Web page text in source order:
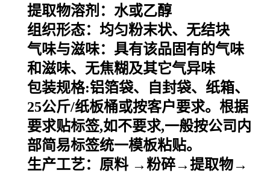
提取物溶剂：水或乙醇
组织形态：均匀粉末状、无结块
气味与滋味：具有该品固有的气味
和滋味、无焦糊及其它气异味
包装规格:铝箔袋、自封袋、纸箱、
25公斤/纸板桶或按客户要求。根据
要求贴标签,如不要求,一般按公司内
部简易标签统一模板粘贴。
生产工艺：原料 →粉碎→提取物→